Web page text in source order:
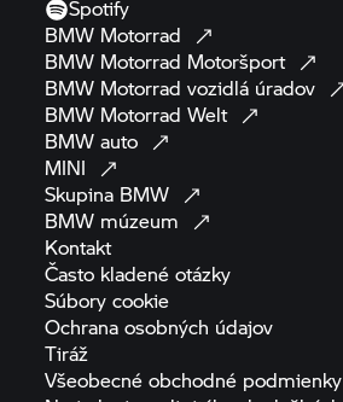
Spotify
BMW Motorrad
BMW Motorrad Motoršport
BMW Motorrad vozidlá úradov
BMW Motorrad Welt
BMWauto
MINI
Skupina BMW
BMW múzeum
Kontakt
Často kladenéotázky
Súborycookie
Ochrana osobných údajov
Tiráž
Všeobecné obchodné podmienky